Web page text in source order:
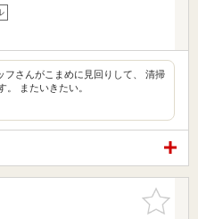
フさんがこまめに見回りして、 清掃
。 またいきたい。
お気に入
りに追加